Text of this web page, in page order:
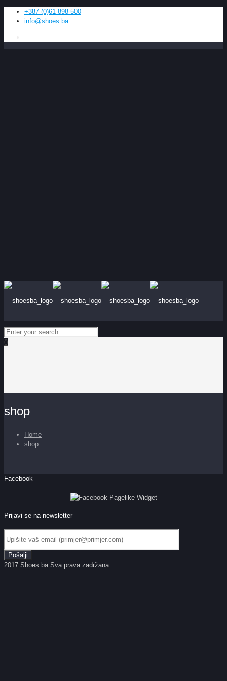
+387 (0)61 898 500
info@shoes.ba
0
shop
Home
shop
Facebook
Prijavi se na newsletter
2017 Shoes.ba Sva prava zadržana.